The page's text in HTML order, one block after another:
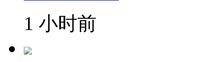
1 小时前